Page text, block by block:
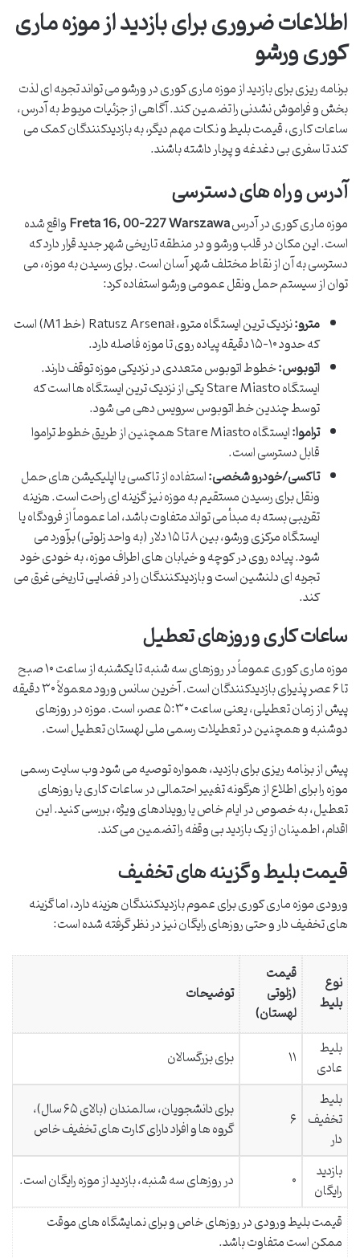
اطلاعات ضروری برای بازدید از موزه ماری
کوری ورشو
برنامه ریزی برای بازدید از موزه ماری کوری در ورشو می تواند تجربه ای لذت
بخش و فراموش نشدنی را تضمین کند. آگاهی از جزئیات مربوط به آدرس،
ساعات کاری، قیمت بلیط و نکات مهم دیگر، به بازدیدکنندگان کمک می
کند تا سفری بی دغدغه و پربار داشته باشند.
آدرس و راه های دسترسی
موزه ماری کوری در آدرسFreta 16, 00-227 Warszawaواقع شده
است. این مکان در قلب ورشو و در منطقه تاریخی شهر جدید قرار دارد که
دسترسی به آن از نقاط مختلف شهر آسان است. برای رسیدن به موزه، می
توان از سیستم حمل ونقل عمومی ورشو استفاده کرد:
مترو:
نزدیک ترین ایستگاه مترو، Ratusz Arsenał (خط M1) است
که حدود ۱۰-۱۵ دقیقه پیاده روی تا موزه فاصله دارد.
اتوبوس:خطوط اتوبوس متعددی در نزدیکی موزه توقف دارند.
ایستگاه Stare Miasto یکی از نزدیک ترین ایستگاه ها است که
توسط چندین خط اتوبوس سرویس دهی می شود.
تراموا:
ایستگاه Stare Miasto همچنین از طریق خطوط تراموا
قابل دسترسی است.
تاکسی/خودرو شخصی:استفاده از تاکسی یا اپلیکیشن های حمل
ونقل برای رسیدن مستقیم به موزه نیز گزینه ای راحت است. هزینه
تقریبی بسته به مبدأ می تواند متفاوت باشد، اما عموماً از فرودگاه یا
ایستگاه مرکزی ورشو، بین ۸ تا ۱۵ دلار (به واحد زلوتی) برآورد می
شود. پیاده روی در کوچه و خیابان های اطراف موزه، به خودی خود
تجربه ای دلنشین است و بازدیدکنندگان را در فضایی تاریخی غرق می
کند.
ساعات کاری و روزهای تعطیل
موزه ماری کوری عموماً در روزهای سه شنبه تا یکشنبه از ساعت ۱۰ صبح
تا ۶ عصر پذیرای بازدیدکنندگان است. آخرین سانس ورود معمولاً ۳۰ دقیقه
پیش از زمان تعطیلی، یعنی ساعت ۵:۳۰ عصر، است. موزه در روزهای
دوشنبه و همچنین در تعطیلات رسمی ملی لهستان تعطیل است.
پیش از برنامه ریزی برای بازدید، همواره توصیه می شود وب سایت رسمی
موزه را برای اطلاع از هرگونه تغییر احتمالی در ساعات کاری یا روزهای
تعطیل، به خصوص در ایام خاص یا رویدادهای ویژه، بررسی کنید. این
اقدام، اطمینان از یک بازدید بی وقفه را تضمین می کند.
قیمت بلیط و گزینه های تخفیف
ورودی موزه ماری کوری برای عموم بازدیدکنندگان هزینه دارد، اما گزینه
های تخفیف دار و حتی روزهای رایگان نیز در نظر گرفته شده است:
نوع
بلیط
قیمت
(زلوتی
لهستان)
توضیحات
بلیط
عادی ۱۱
برای بزرگسالان
بلیط
تخفیف
دار
۶ برای دانشجویان، سالمندان (بالای ۶۵ سال)،
گروه ها و افراد دارای کارت های تخفیف خاص
بازدید
رایگان ۰
در روزهای سه شنبه، بازدید از موزه رایگان است.
قیمت بلیط ورودی در روزهای خاص و برای نمایشگاه های موقت
ممکن است متفاوت باشد.